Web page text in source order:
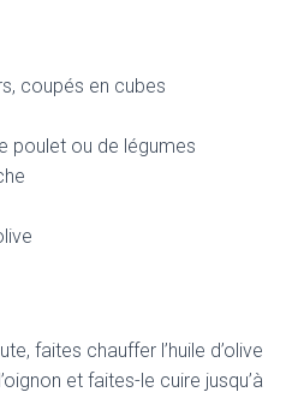
coupés en cubes
poulet ou de légumes
faites chauffer l’huile d’olive
et faites-le cuire jusqu’à